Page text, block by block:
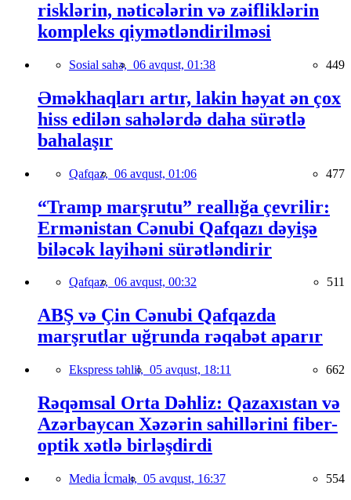
risklərin, nəticələrin və zəifliklərin
kompleks qiymətləndirilməsi
Sosial sahə, 06 avqust, 01:38 449
Əməkhaqları artır, lakin həyat ən çox
hiss edilən sahələrdə daha sürətlə
bahalaşır
Qafqaz, 06 avqust, 01:06 477
“Tramp marşrutu” reallığa çevrilir:
Ermənistan Cənubi Qafqazı dəyişə
biləcək layihəni sürətləndirir
Qafqaz, 06 avqust, 00:32 511
ABŞ və Çin Cənubi Qafqazda
marşrutlar uğrunda rəqabət aparır
Ekspress təhlil, 05 avqust, 18:11 662
Rəqəmsal Orta Dəhliz: Qazaxıstan və
Azərbaycan Xəzərin sahillərini fiber-
optik xətlə birləşdirdi
Media İcmalı, 05 avqust, 16:37 554